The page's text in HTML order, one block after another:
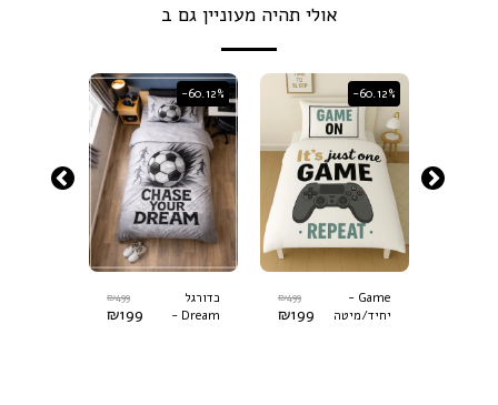
אולי תהיה מעוניין גם ב
-60.12%
Game -
יחיד/מיטה
₪499
₪199
-60.12%
כדורגל
Dream -
₪499
₪199